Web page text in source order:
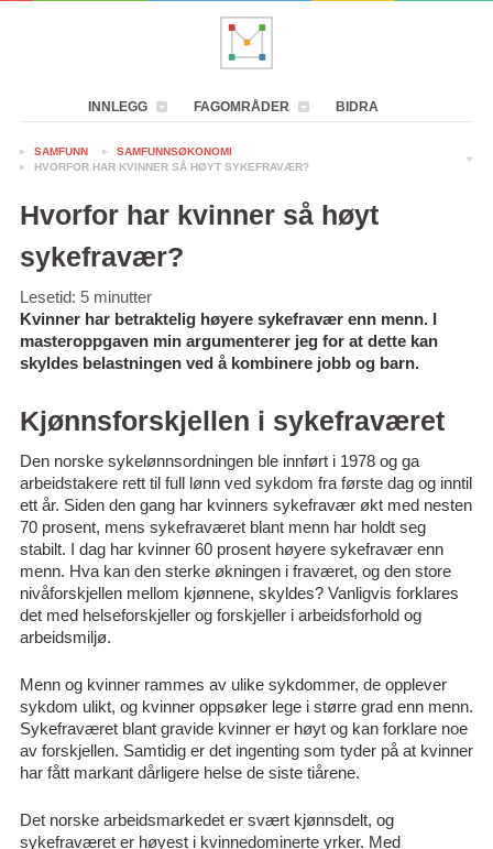
INNLEGG FAGOMRÅDER BIDRA
SAMFUNN
SAMFUNNSØKONOMI
HVORFOR HAR KVINNER SÅ HØYT SYKEFRAVÆR?
Hvorfor har kvinner så høyt
sykefravær?
Lesetid: 5 minutter
Kvinner har betraktelig høyere sykefravær enn menn. I
masteroppgaven min argumenterer jeg for at dette kan
skyldes belastningen ved å kombinere jobb og barn.
Kjønnsforskjellen i sykefraværet
Den norske sykelønnsordningen ble innført i 1978 og ga
arbeidstakere rett til full lønn ved sykdom fra første dag og inntil
ett år. Siden den gang har kvinners sykefravær økt med nesten
70 prosent, mens sykefraværet blant menn har holdt seg
stabilt. I dag har kvinner 60 prosent høyere sykefravær enn
menn. Hva kan den sterke økningen i fraværet, og den store
nivåforskjellen mellom kjønnene, skyldes? Vanligvis forklares
det med helseforskjeller og forskjeller i arbeidsforhold og
arbeidsmiljø.
Menn og kvinner rammes av ulike sykdommer, de opplever
sykdom ulikt, og kvinner oppsøker lege i større grad enn menn.
Sykefraværet blant gravide kvinner er høyt og kan forklare noe
av forskjellen. Samtidig er det ingenting som tyder på at kvinner
har fått markant dårligere helse de siste tiårene.
Det norske arbeidsmarkedet er svært kjønnsdelt, og
sykefraværet er høyest i kvinnedominerte yrker. Med